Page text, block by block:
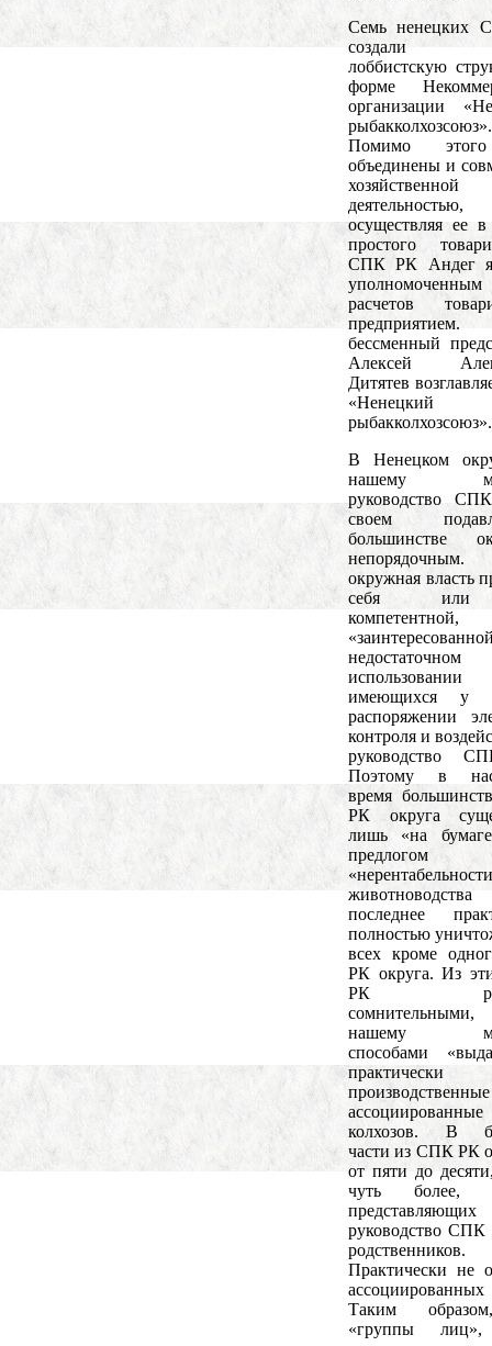
Семь ненецких
создали
лоббистскую
форме
организации
рыбакколхозсоюз».
Помимо
объединены и
хозяйственной
деятельностью,
осуществляя ее
простого
СПК РК Андег
расчетов
бессменный
Алексей
Дитятев
«Ненецкий
рыбакколхозсоюз».
В Ненецком
нашему
руководство
своем
большинстве
окружная власть
себя
недостаточном
использовании
имеющихся у
распоряжении
контроля и
руководство
Поэтому в
время
РК округа
лишь «на
предлогом
последнее
полностью
всех кроме
РК округа. Из
РК
нашему
способами
колхозов. В
части из СПК РК
от пяти до
чуть более,
представляющих
руководство
родственников.
Практически не
ассоциированных
Таким
«группы лиц»,